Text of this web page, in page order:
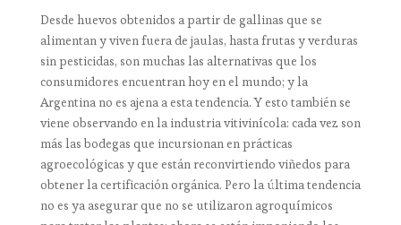
Desde huevos obtenidos a partir de gallinas que se
alimentan y viven fuera de jaulas, hasta frutas y verduras
sin pesticidas, son muchas las alternativas que los
consumidores encuentran hoy en el mundo; y la
Argentina no es ajena a esta tendencia. Y esto también se
viene observando en la industria vitivinícola: cada vez son
más las bodegas que incursionan en prácticas
agroecológicas y que están reconvirtiendo viñedos para
obtener la certificación orgánica. Pero la última tendencia
no es ya asegurar que no se utilizaron agroquímicos